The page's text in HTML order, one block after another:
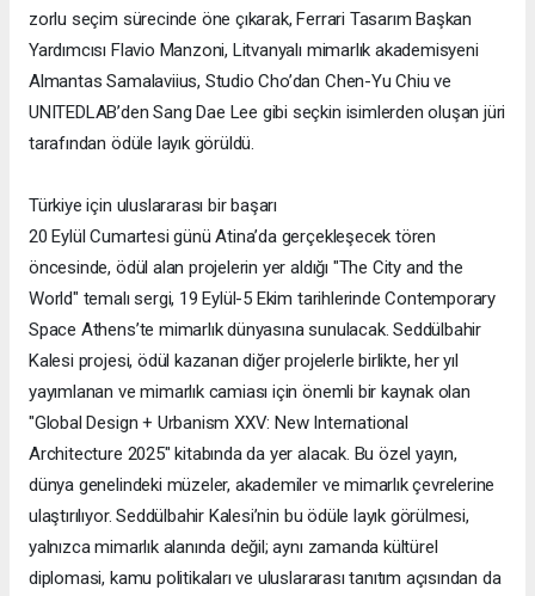
zorlu seçim sürecinde öne çıkarak, Ferrari Tasarım Başkan
Yardımcısı Flavio Manzoni, Litvanyalı mimarlık akademisyeni
Almantas Samalaviius, Studio Cho’dan Chen-Yu Chiu ve
UNITEDLAB’den Sang Dae Lee gibi seçkin isimlerden oluşan jüri
tarafından ödüle layık görüldü.
Türkiye için uluslararası bir başarı
20 Eylül Cumartesi günü Atina’da gerçekleşecek tören
öncesinde, ödül alan projelerin yer aldığı "The City and the
World" temalı sergi, 19 Eylül-5 Ekim tarihlerinde Contemporary
Space Athens’te mimarlık dünyasına sunulacak. Seddülbahir
Kalesi projesi, ödül kazanan diğer projelerle birlikte, her yıl
yayımlanan ve mimarlık camiası için önemli bir kaynak olan
"Global Design + Urbanism XXV: New International
Architecture 2025" kitabında da yer alacak. Bu özel yayın,
dünya genelindeki müzeler, akademiler ve mimarlık çevrelerine
ulaştırılıyor. Seddülbahir Kalesi’nin bu ödüle layık görülmesi,
yalnızca mimarlık alanında değil; aynı zamanda kültürel
diplomasi, kamu politikaları ve uluslararası tanıtım açısından da